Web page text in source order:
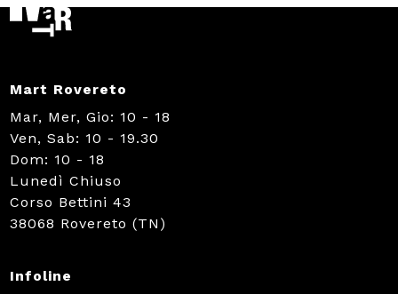
Mart Rovereto
Mar, Mer, Gio: 10 - 18
Ven, Sab: 10 - 19.30
Dom: 10 - 18
Lunedì Chiuso
Corso Bettini 43
38068 Rovereto (TN)
Infoline